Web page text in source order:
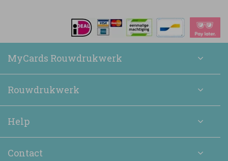
MyCards Rouwdrukwerk
Rouwdrukwerk
Help
Contact